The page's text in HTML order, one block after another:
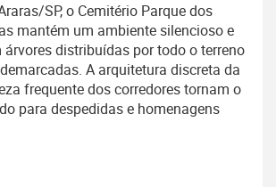
SP, o Cemitério Parque dos
mantém um ambiente silencioso e
árvores distribuídas por todo o terreno
A arquitetura discreta da
frequente dos corredores tornam o
para despedidas e homenagens